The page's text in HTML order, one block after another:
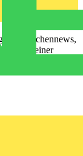
zu Branchennews,
auf einer